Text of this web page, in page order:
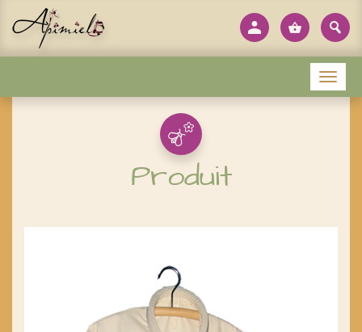
Produit
Menu
Panneau de gestion des cookies